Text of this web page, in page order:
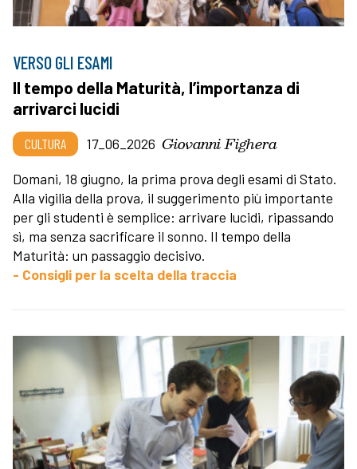
VERSO GLI ESAMI
Il tempo della Maturità, l’importanza di
arrivarci lucidi
CULTURA 17_06_2026 Giovanni Fighera
Domani, 18 giugno, la prima prova degli esami di Stato.
Alla vigilia della prova, il suggerimento più importante
per gli studenti è semplice: arrivare lucidi, ripassando
sì, ma senza sacrificare il sonno. Il tempo della
Maturità: un passaggio decisivo.
- Consigli per la scelta della traccia